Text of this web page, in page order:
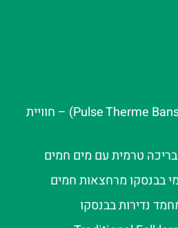
פולס טרמה בנסקו (Pulse Therme Bansko) – חוויית
טרמית עם מים חמים
בבנסקו מרחצאות חמים
נדירות בבנסקו